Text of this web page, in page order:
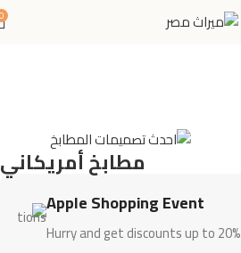
مطابخ أمريكاني
Apple Shopping Event
Hurry and get discounts up to 20%